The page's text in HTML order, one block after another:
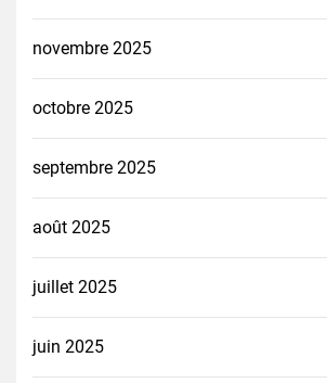
novembre 2025
octobre 2025
septembre 2025
août 2025
juillet 2025
juin 2025